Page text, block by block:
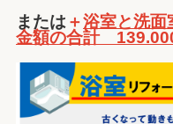
または＋浴室と洗面
金額の合計